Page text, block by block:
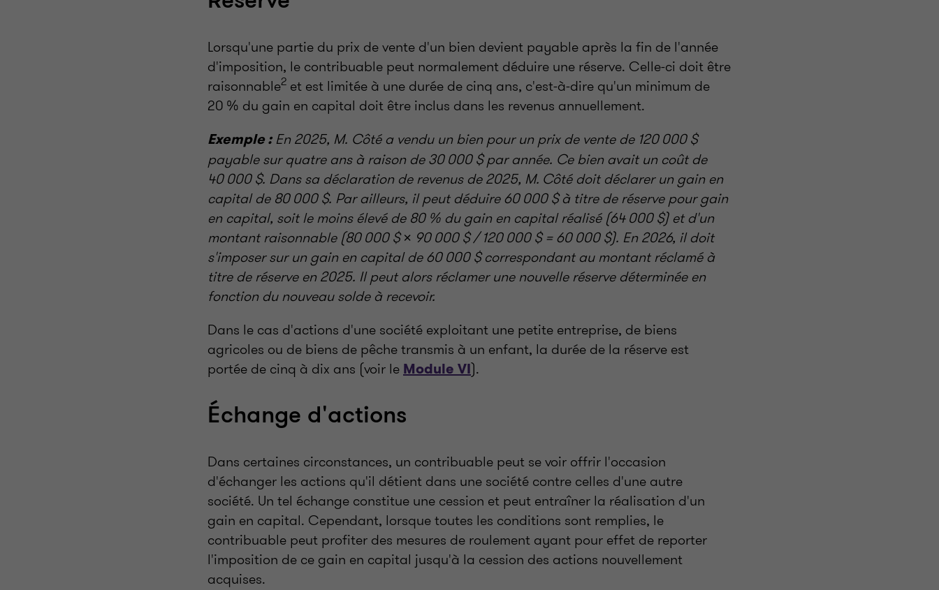
Lorsqu'une partie du prix de vente d'un bien devient payable après la fin de l'année
d'imposition, le contribuable peut normalement déduire une réserve. Celle-ci doit être
raisonnable2 et est limitée à une durée de cinq ans, c'est-à-dire qu'un minimum de
20 % du gain en capital doit être inclus dans les revenus annuellement.
Exemple :En 2025, M. Côté a vendu un bien pour un prix de vente de 120 000 $
payable sur quatre ans à raison de 30 000 $ par année. Ce bien avait un coût de
40 000 $. Dans sa déclaration de revenus de 2025, M. Côté doit déclarer un gain en
capital de 80 000 $. Par ailleurs, il peut déduire 60 000 $ à titre de réserve pour gain
en capital, soit le moins élevé de 80 % du gain en capital réalisé (64 000 $) et d'un
montant raisonnable (80 000 $ × 90 000 $ / 120 000 $ = 60 000 $). En 2026, il doit
s'imposer sur un gain en capital de 60 000 $ correspondant au montant réclamé à
titre de réserve en 2025. Il peut alors réclamer une nouvelle réserve déterminée en
fonction du nouveau solde à recevoir.
Dans le cas d'actions d'une société exploitant une petite entreprise, de biens
agricoles ou de biens de pêche transmis à un enfant, la durée de la réserve est
portée de cinq à dix ans (voir le Module VI).
Échange d'actions
Dans certaines circonstances, un contribuable peut se voir offrir l'occasion
d'échanger les actions qu'il détient dans une société contre celles d'une autre
société. Un tel échange constitue une cession et peut entraîner la réalisation d'un
gain en capital. Cependant, lorsque toutes les conditions sont remplies, le
contribuable peut profiter des mesures de roulement ayant pour effet de reporter
l'imposition de ce gain en capital jusqu'à la cession des actions nouvellement
acquises.